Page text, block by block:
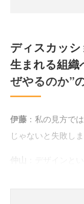
ディスカッ
生まれる組
ぜやるのか”
伊藤 ：私の見方で
じゃないと失敗しま